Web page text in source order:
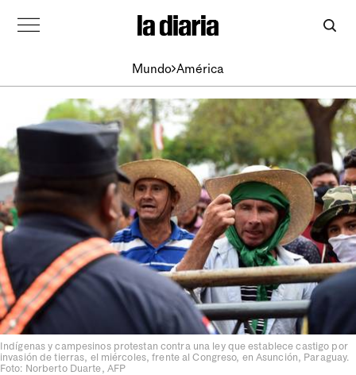
Mundo América
Indígenas y campesinos protestan contra una ley que establece castigo por
invasión de tierras, el miércoles, frente al Congreso, en Asunción, Paraguay.
Foto: Norberto Duarte, AFP